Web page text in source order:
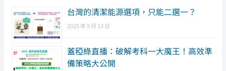
台灣的清潔能源選項，只能二選一？
2025 年 9 月 13 日
蓋稏綠直播：破解考科一大魔王！高效準
備策略大公開